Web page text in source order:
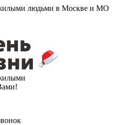
людьми в Москве и МО